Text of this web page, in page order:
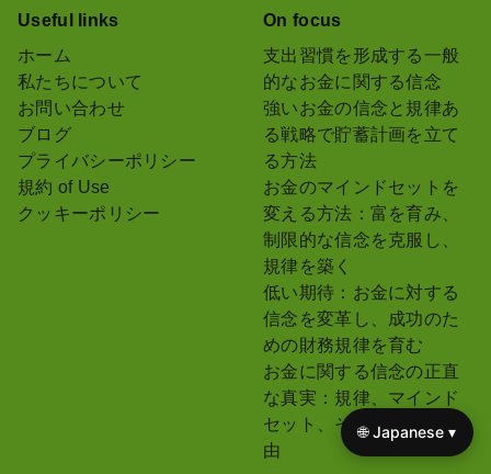
Useful links
ホーム
私たちについて
お問い合わせ
ブログ
プライバシーポリシー
規約 of Use
クッキーポリシー
On focus
支出習慣を形成する一般
的なお金に関する信念
強いお金の信念と規律あ
る戦略で貯蓄計画を立て
る方法
お金のマインドセットを
変える方法：富を育み、
制限的な信念を克服し、
規律を築く
低い期待：お金に対する
信念を変革し、成功のた
めの財務規律を育む
お金に関する信念の正直
な真実：規律、マインド
セット、そして経済的自
由
🌐 Japanese ▾